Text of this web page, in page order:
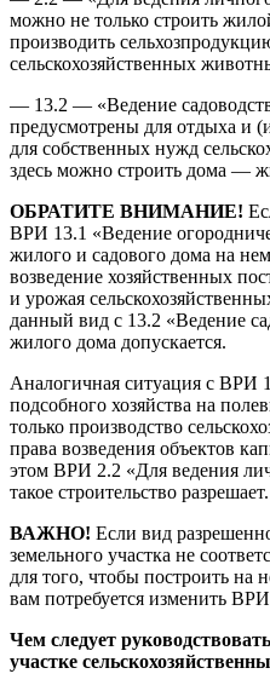
можно не только строить
производить
сельскохозяйственных
— 13.2 — «Ведение
предусмотрены для отдыха и
для собственных нужд
здесь можно строить дома —
ОБРАТИТЕ ВНИМАНИЕ!
ВРИ 13.1 «Ведение
жилого и садового дома на
возведение хозяйственных
и урожая
данный вид с 13.2 «Ведение
жилого дома допускается.
Аналогичная ситуация с ВРИ
подсобного хозяйства на
только производство
права возведения объектов
этом ВРИ 2.2 «Для ведения
такое строительство разрешает.
ВАЖНО! Если вид
земельного участка не
для того, чтобы построить
вам потребуется изменить
Чем следует
участке